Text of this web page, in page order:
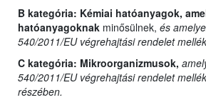
B kategória: Kémiai hatóanyagok,
hatóanyagoknak minősülnek, és
540/2011/EU végrehajtási rendelet
C kategória: Mikroorganizmusok,
540/2011/EU végrehajtási rendelet
részében.